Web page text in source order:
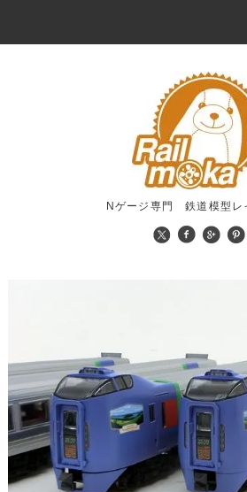
Nゲージ専門 鉄道模型レ